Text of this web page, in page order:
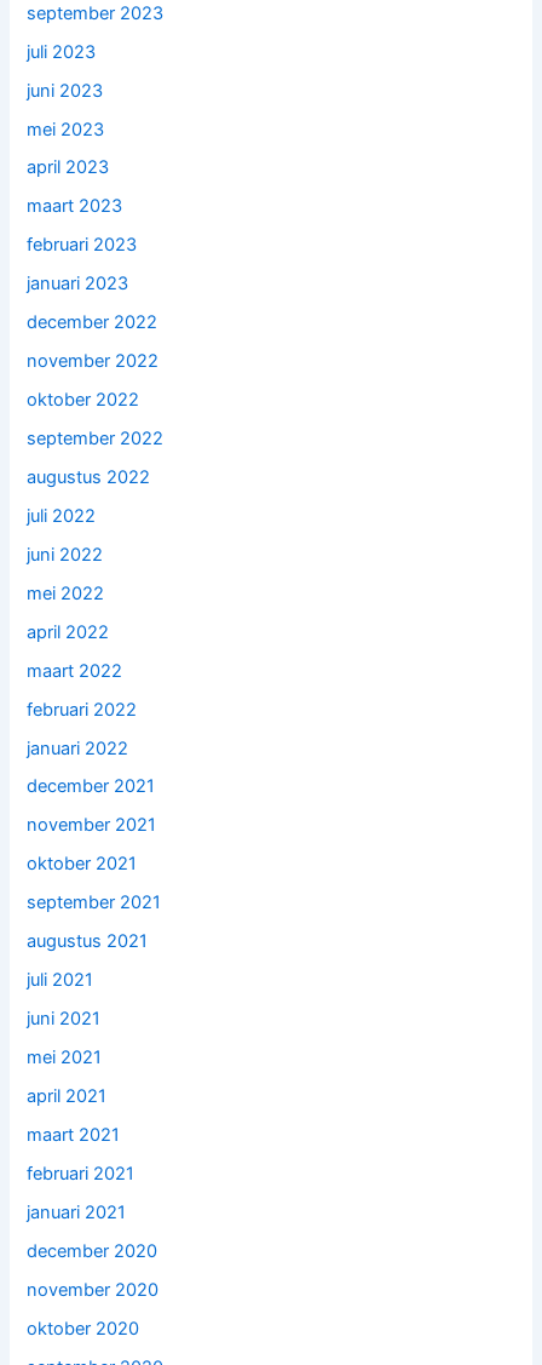
september 2023
juli 2023
juni 2023
mei 2023
april 2023
maart 2023
februari 2023
januari 2023
december 2022
november 2022
oktober 2022
september 2022
augustus 2022
juli 2022
juni 2022
mei 2022
april 2022
maart 2022
februari 2022
januari 2022
december 2021
november 2021
oktober 2021
september 2021
augustus 2021
juli 2021
juni 2021
mei 2021
april 2021
maart 2021
februari 2021
januari 2021
december 2020
november 2020
oktober 2020